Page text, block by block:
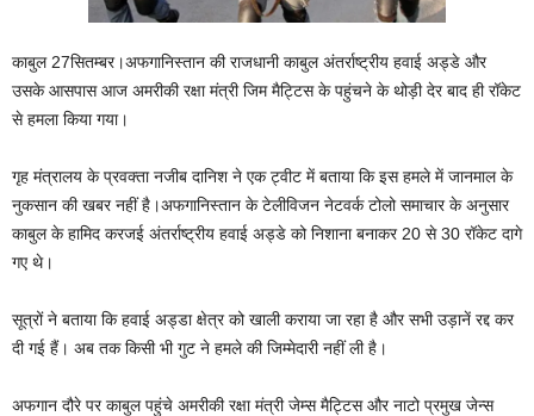
काबुल 27सितम्बर।अफगानिस्तान की राजधानी काबुल अंतर्राष्ट्रीय हवाई अड्डे और
उसके आसपास आज अमरीकी रक्षा मंत्री जिम मैट्टिस के पहुंचने के थोड़ी देर बाद ही रॉकेट
से हमला किया गया।
गृह मंत्रालय के प्रवक्ता नजीब दानिश ने एक ट्वीट में बताया कि इस हमले में जानमाल के
नुकसान की खबर नहीं है।अफगानिस्तान के टेलीविजन नेटवर्क टोलो समाचार के अनुसार
काबुल के हामिद करजई अंतर्राष्ट्रीय हवाई अड्डे को निशाना बनाकर 20 से 30 रॉकेट दागे
गए थे।
सूत्रों ने बताया कि हवाई अड्डा क्षेत्र को खाली कराया जा रहा है और सभी उड़ानें रद्द कर
दी गई हैं। अब तक किसी भी गुट ने हमले की जिम्मेदारी नहीं ली है।
अफगान दौरे पर काबुल पहुंचे अमरीकी रक्षा मंत्री जेम्स मैट्टिस और नाटो प्रमुख जेन्स